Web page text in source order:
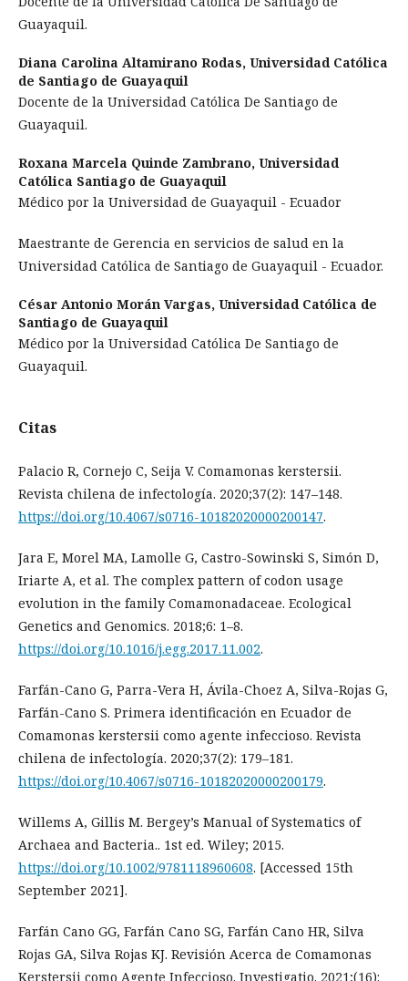
Guayaquil.
Diana Carolina Altamirano Rodas, Universidad Católica
de Santiago de Guayaquil
Docente de la Universidad Católica De Santiago de
Guayaquil.
Roxana Marcela Quinde Zambrano, Universidad
Católica Santiago de Guayaquil
Médico por la Universidad de Guayaquil - Ecuador
Maestrante de Gerencia en servicios de salud en la
Universidad Católica de Santiago de Guayaquil - Ecuador.
César Antonio Morán Vargas, Universidad Católica de
Santiago de Guayaquil
Médico por la Universidad Católica De Santiago de
Guayaquil.
Citas
Palacio R, Cornejo C, Seija V. Comamonas kerstersii.
Revista chilena de infectología. 2020;37(2): 147–148.
https://doi.org/10.4067/s0716-10182020000200147.
Jara E, Morel MA, Lamolle G, Castro-Sowinski S, Simón D,
Iriarte A, et al. The complex pattern of codon usage
evolution in the family Comamonadaceae. Ecological
Genetics and Genomics. 2018;6: 1–8.
https://doi.org/10.1016/j.egg.2017.11.002.
Farfán-Cano G, Parra-Vera H, Ávila-Choez A, Silva-Rojas G,
Farfán-Cano S. Primera identificación en Ecuador de
Comamonas kerstersii como agente infeccioso. Revista
chilena de infectología. 2020;37(2): 179–181.
https://doi.org/10.4067/s0716-10182020000200179.
Willems A, Gillis M. Bergey’s Manual of Systematics of
Archaea and Bacteria.. 1st ed. Wiley; 2015.
https://doi.org/10.1002/9781118960608. [Accessed 15th
September 2021].
Farfán Cano GG, Farfán Cano SG, Farfán Cano HR, Silva
Rojas GA, Silva Rojas KJ. Revisión Acerca de Comamonas
Kerstersii como Agente Infeccioso. Investigatio. 2021;(16):